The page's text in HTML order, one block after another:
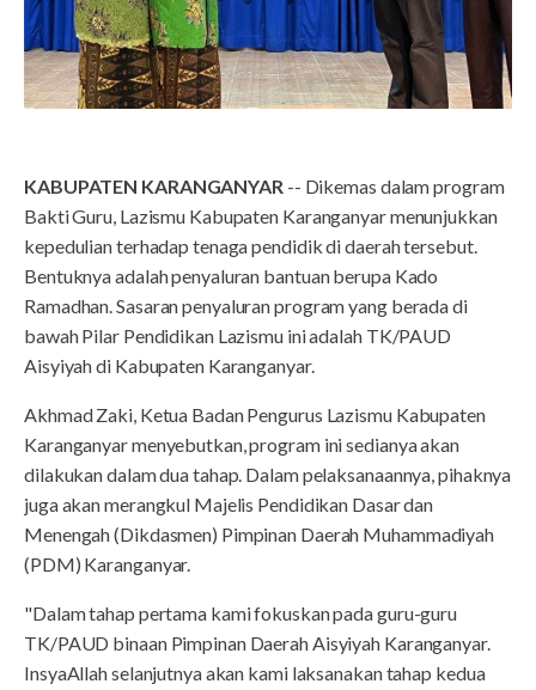
KABUPATEN KARANGANYAR -- Dikemas dalam program
Bakti Guru, Lazismu Kabupaten Karanganyar menunjukkan
kepedulian terhadap tenaga pendidik di daerah tersebut.
Bentuknya adalah penyaluran bantuan berupa Kado
Ramadhan. Sasaran penyaluran program yang berada di
bawah Pilar Pendidikan Lazismu ini adalah TK/PAUD
Aisyiyah di Kabupaten Karanganyar.
Akhmad Zaki, Ketua Badan Pengurus Lazismu Kabupaten
Karanganyar menyebutkan, program ini sedianya akan
dilakukan dalam dua tahap. Dalam pelaksanaannya, pihaknya
juga akan merangkul Majelis Pendidikan Dasar dan
Menengah (Dikdasmen) Pimpinan Daerah Muhammadiyah
(PDM) Karanganyar.
"Dalam tahap pertama kami fokuskan pada guru-guru
TK/PAUD binaan Pimpinan Daerah Aisyiyah Karanganyar.
InsyaAllah selanjutnya akan kami laksanakan tahap kedua